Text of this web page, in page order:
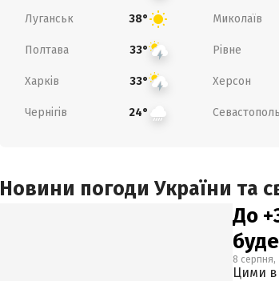
Луганськ 38° Миколаїв
Полтава 33° Рівне
Харків 33° Херсон
Чернігів 24° Севастополь
Новини погоди України та
До
8 серпня,
Цими